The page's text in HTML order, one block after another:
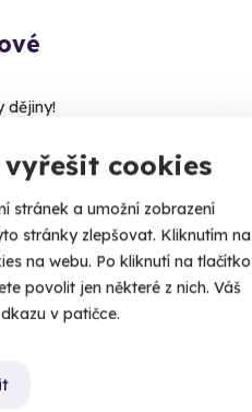
cookies
stránek a umožní zobrazení
stránky zlepšovat. Kliknutím na
na webu. Po kliknutí na tlačítko
povolit jen některé z nich. Váš
v patičce.
dějiny!